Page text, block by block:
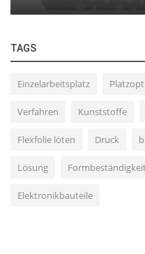
TAGS
Einzelarbeitsplatz
Verfahren Kunststoffe
Flexfolie löten Druck
Lösung
Elektronikbauteile